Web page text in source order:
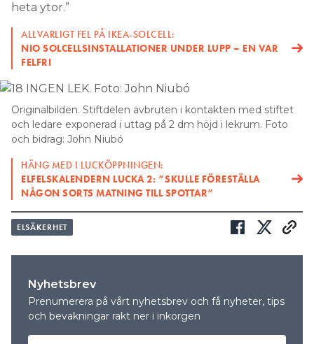
heta ytor.”
ALLVARLIGT FEL PÅ IKEA-SOLCELL:
NIO SOLCELLSINSTALLATIONER UNDER LUPP – EN VAR
FELFRI
Originalbilden. Stiftdelen avbruten i kontakten med stiftet
och ledare exponerad i uttag på 2 dm höjd i lekrum. Foto
och bidrag: John Niubó
HÄNG MED I LUCKÖPPNINGEN:
ELFELSKALENDERN LUCKA 2: ”SKULLE FÖRESTÄLLA
NÅGON SORTS MATNING TILL SPOTTAR”
ELSÄKERHET
Nyhetsbrev
Prenumerera på vårt nyhetsbrev och få nyheter, tips
och bevakningar rakt ner i inkorgen